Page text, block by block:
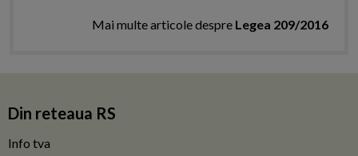
Mai multe articole despre Legea 209/2016
Din reteaua RS
Info tva